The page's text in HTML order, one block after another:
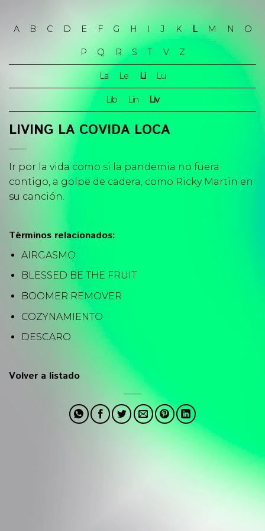
A B C D E F G H I J K L M N O
P Q R S T V Z
La Le Li Lu
Lib Lin Liv
LIVING LA COVIDA LOCA
Ir por la vida como si la pandemia no fuera
contigo, a golpe de cadera, como Ricky Martin en
su canción.
Términos relacionados:
AIRGASMO
BLESSED BE THE FRUIT
BOOMER REMOVER
COZYNAMIENTO
DESCARO
Volver a listado